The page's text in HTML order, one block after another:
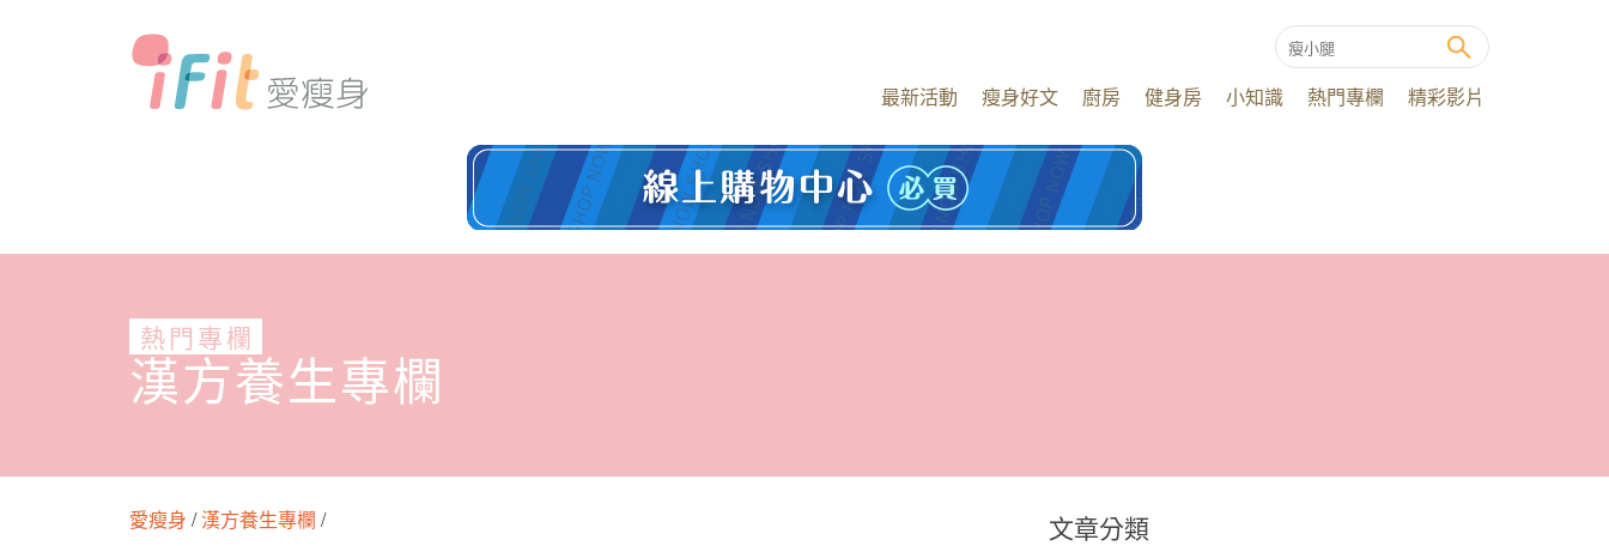
最新活動 瘦身好文 廚房 健身房 小知識 熱門專欄 精彩影片
熱門專欄
漢方養生專欄
愛瘦身 /漢方養生專欄 / 文章分類